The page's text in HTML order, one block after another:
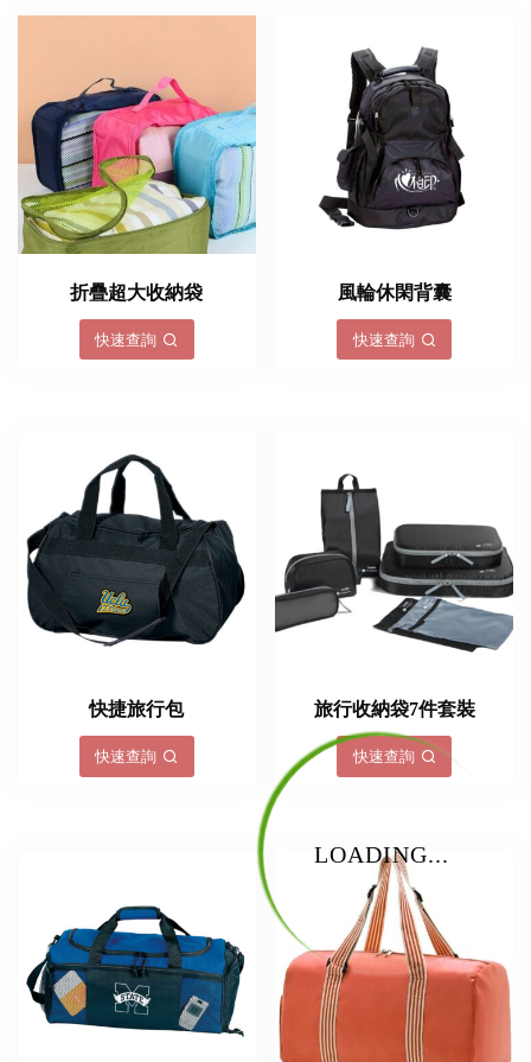
LOADING...
折疊超大收納袋
快速查詢
風輪休閑背囊
快速查詢
快捷旅行包
快速查詢
旅行收納袋7件套裝
快速查詢